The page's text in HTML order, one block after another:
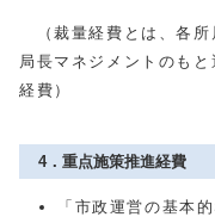
（裁量経費とは、各所
局長マネジメントのも
経費）
4．重点施策推進経費
「市政運営の基本